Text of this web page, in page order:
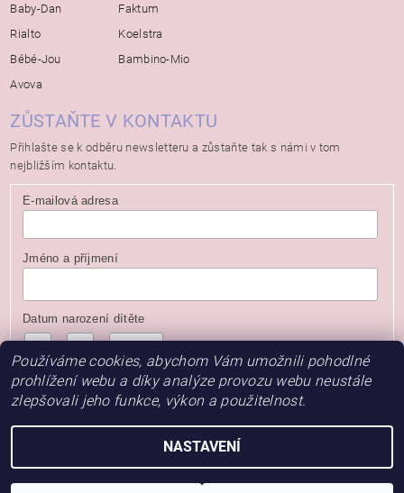
Baby-Dan
Rialto
Bébé-Jou
Avova
Faktum
Koelstra
Bambino-Mio
ZŮSTAŇTE V KONTAKTU
Přihlašte se k odběru newsletteru a zůstaňte tak s námi v tom
nejbližším kontaktu.
E-mailová adresa
Jméno a příjmení
Datum narození dítěte
2026 © Baby Store, všechna práva vyhrazena
Používáme cookies, abychom Vám umožnili pohodlné
prohlížení webu a díky analýze provozu webu neustále
zlepšovali jeho funkce, výkon a použitelnost.
NASTAVENÍ